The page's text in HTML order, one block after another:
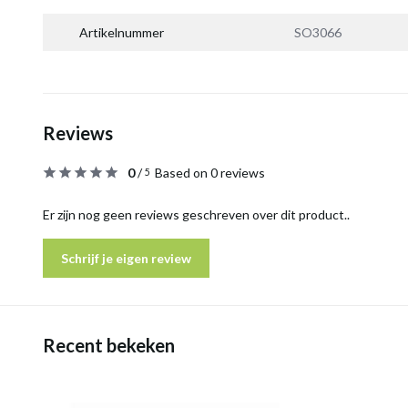
Artikelnummer SO3066
Reviews
0/5 Based on 0 reviews
Er zijn nog geen reviews geschreven over dit product..
Schrijf je eigen review
Recent bekeken